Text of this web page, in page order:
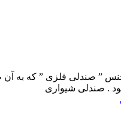
” صندلی فلزی ” که به آن
. صندلی شیواری